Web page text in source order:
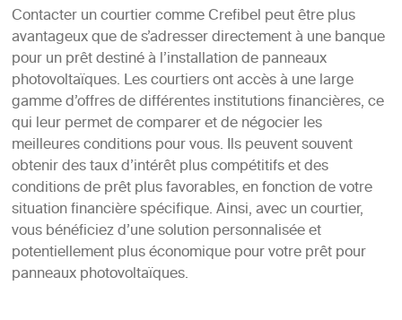
Contacter un courtier comme Crefibel peut être plus
avantageux que de s’adresser directement à une banque
pour un prêt destiné à l’installation de panneaux
photovoltaïques. Les courtiers ont accès à une large
gamme d’offres de différentes institutions financières, ce
qui leur permet de comparer et de négocier les
meilleures conditions pour vous. Ils peuvent souvent
obtenir des taux d’intérêt plus compétitifs et des
conditions de prêt plus favorables, en fonction de votre
situation financière spécifique. Ainsi, avec un courtier,
vous bénéficiez d’une solution personnalisée et
potentiellement plus économique pour votre prêt pour
panneaux photovoltaïques.